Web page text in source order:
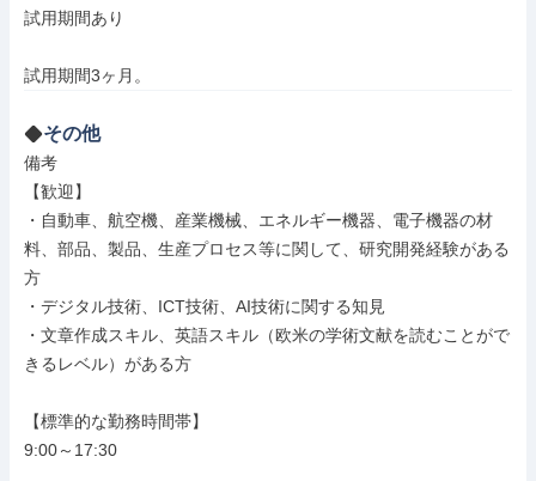
試用期間あり
試用期間3ヶ月。
その他
備考
【歓迎】
・自動車、航空機、産業機械、エネルギー機器、電子機器の材
料、部品、製品、生産プロセス等に関して、研究開発経験がある
方
・デジタル技術、ICT技術、AI技術に関する知見
・文章作成スキル、英語スキル（欧米の学術文献を読むことがで
きるレベル）がある方
【標準的な勤務時間帯】
9:00～17:30